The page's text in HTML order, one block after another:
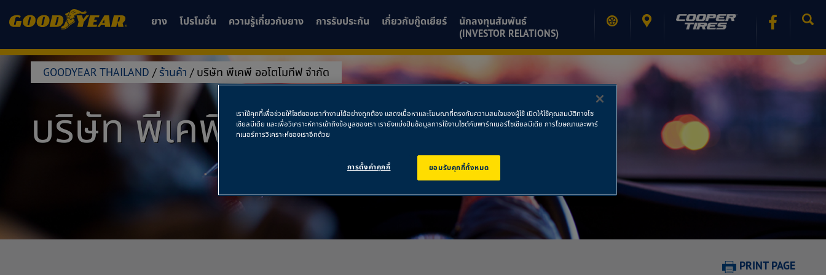
ยาง โปรโมชั่น ความรู้เกี่ยวกับยาง การรับประกัน เกี่ยวกับกู๊ดเยียร์
นักลงทุนสัมพันธ์
(INVESTOR RELATIONS)
GOODYEAR THAILAND / ร้านค้า / บริษัท พีเคพี ออโตโมทีฟ จำกัด
บริษัท พีเคพี ออโตโมทีฟ จำกัด
PRINT PAGE
เราใช้คุกกี้เพื่อช่วยให้ไซต์ของเราทำงานได้อย่างถูกต้อง แสดงเนื้อหาและโฆษณาที่ตรงกับความสนใจของผู้ใช้ เปิดให้ใช้คุณสมบัติทางโซ
เชียลมีเดีย และเพื่อวิเคราะห์การเข้าถึงข้อมูลของเรา เรายังแบ่งปันข้อมูลการใช้งานไซต์กับพาร์ทเนอร์โซเชียลมีเดีย การโฆษณาและพาร์
ทเนอร์การวิเคราะห์ของเราอีกด้วย
ยอมรับคุกกี้ทั้งหมด
การตั้งค่าคุกกี้